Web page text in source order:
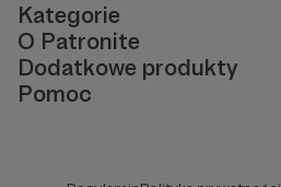
Kategorie
O Patronite
Dodatkowe produkty
Pomoc